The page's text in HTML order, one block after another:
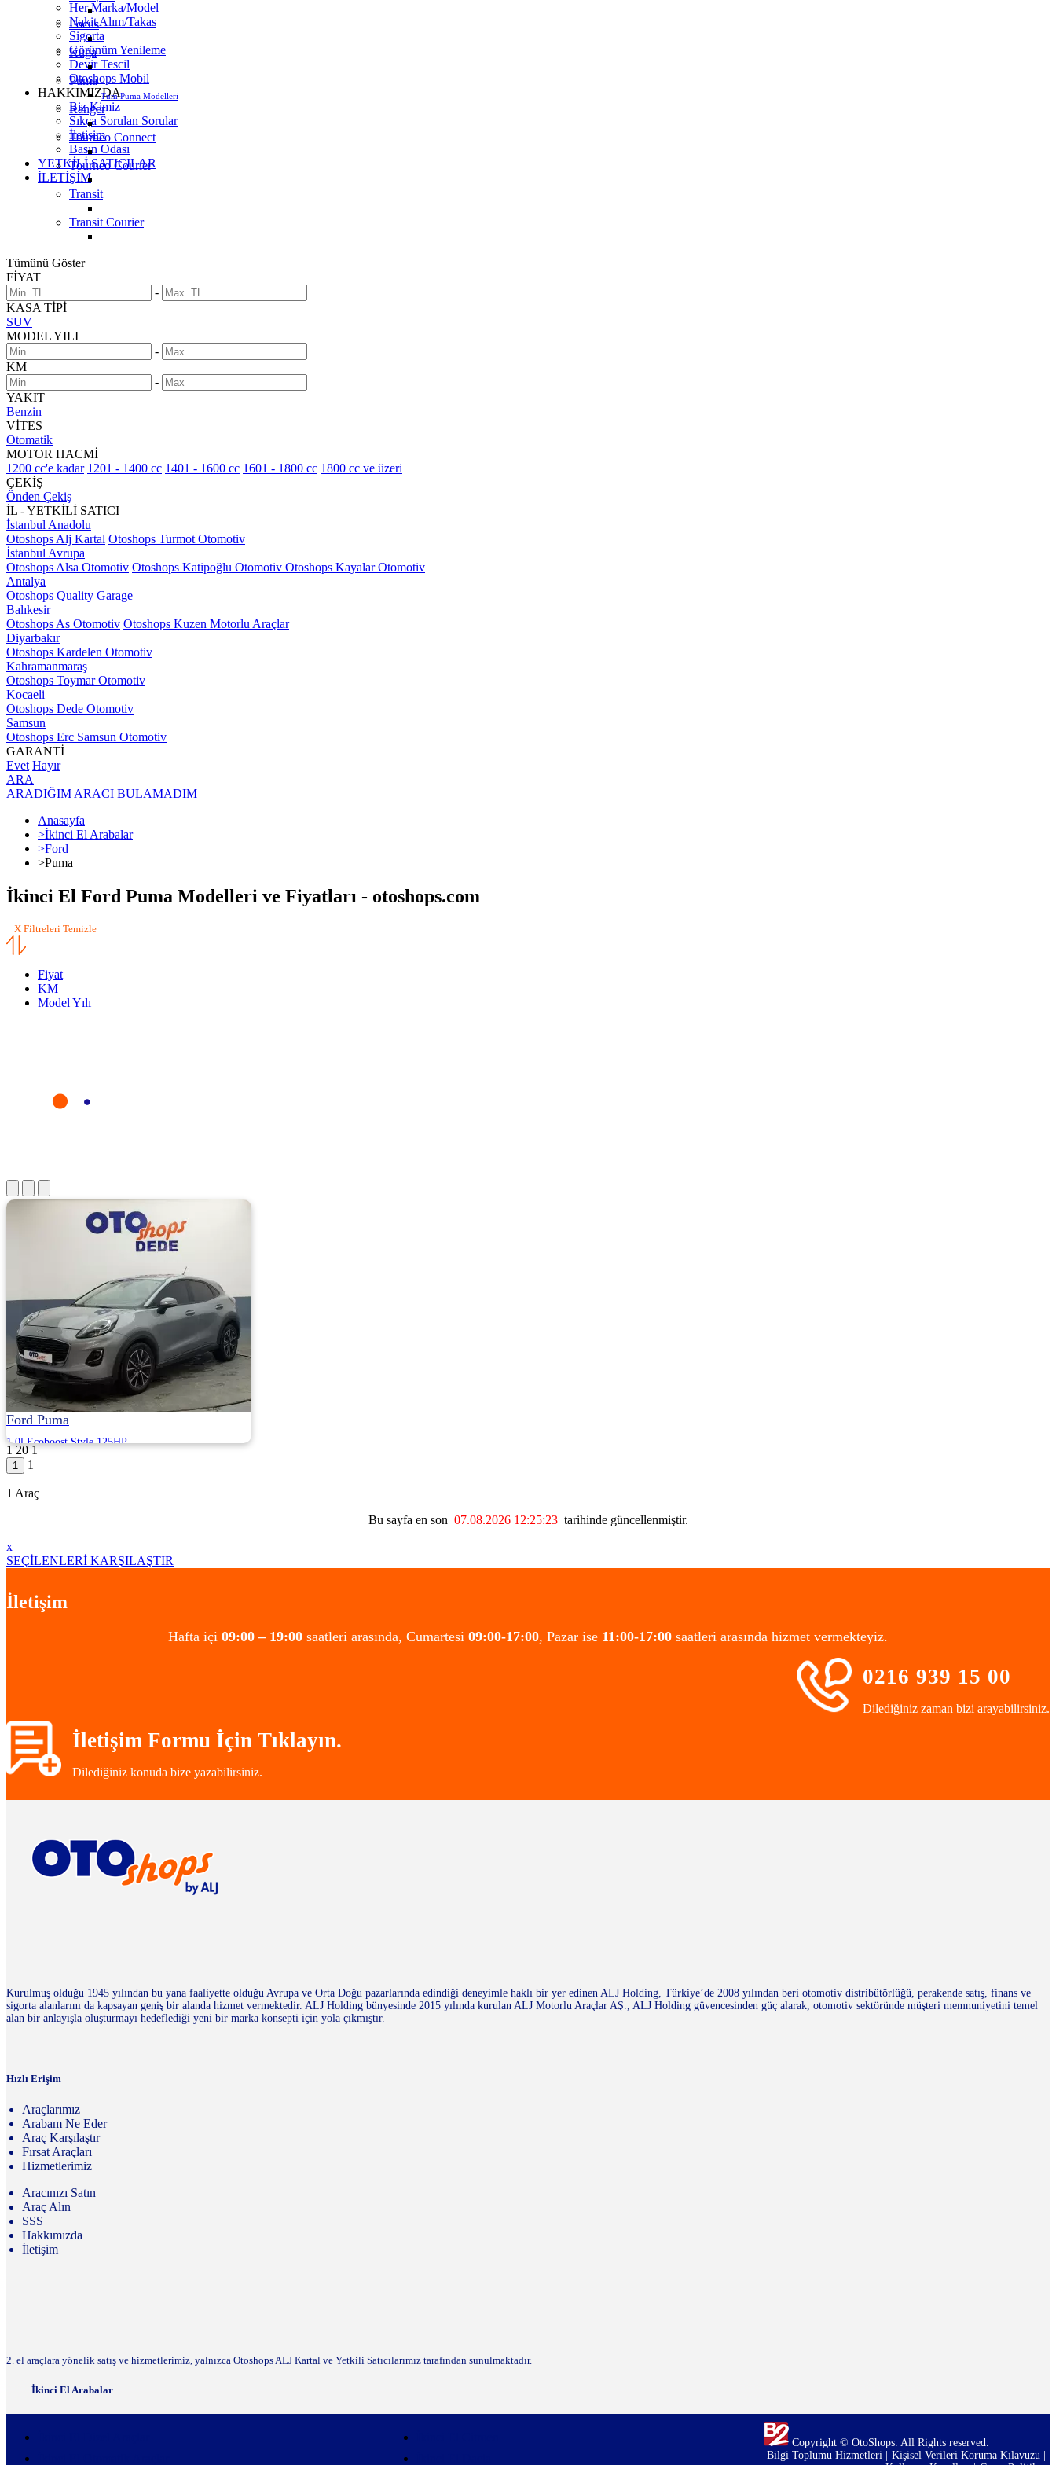
Her Marka/Model
Nakit Alım/Takas
Sigorta
Görünüm Yenileme
Devir Tescil
Otoshops Mobil
HAKKIMIZDA
Biz Kimiz
Sıkça Sorulan Sorular
İletişim
Basın Odası
YETKİLİ SATICILAR
İLETİŞİM
Focus
Kuga
Puma
Tüm Puma Modelleri
Ranger
Tourneo Connect
Tourneo Courier
Transit
Transit Courier
Tümünü Göster
FİYAT
-
KASA TİPİ
SUV
MODEL YILI
-
KM
-
YAKIT
Benzin
VİTES
Otomatik
MOTOR HACMİ
1200 cc'e kadar 1201 - 1400 cc 1401 - 1600 cc 1601 - 1800 cc 1800 cc ve üzeri
ÇEKİŞ
Önden Çekiş
İL - YETKİLİ SATICI
İstanbul Anadolu
Otoshops Alj Kartal Otoshops Turmot Otomotiv
İstanbul Avrupa
Otoshops Alsa Otomotiv Otoshops Katipoğlu Otomotiv Otoshops Kayalar Otomotiv
Antalya
Otoshops Quality Garage
Balıkesir
Otoshops As Otomotiv Otoshops Kuzen Motorlu Araçlar
Diyarbakır
Otoshops Kardelen Otomotiv
Kahramanmaraş
Otoshops Toymar Otomotiv
Kocaeli
Otoshops Dede Otomotiv
Samsun
Otoshops Erc Samsun Otomotiv
GARANTİ
Evet Hayır
ARA
ARADIĞIM ARACI BULAMADIM
Anasayfa
>İkinci El Arabalar
>Ford
>Puma
İkinci El Ford Puma Modelleri ve Fiyatları - otoshops.com
X Filtreleri Temizle
Fiyat
KM
Model Yılı
Ford Puma
1.0l Ecoboost Style 125HP
2022 | Otomatik | Benzin | 88.500 Km
1.445.000
1 20 1
1
1 Araç
Bu sayfa en son 07.08.2026 12:25:23tarihinde güncellenmiştir.
x
SEÇİLENLERİ KARŞILAŞTIR
İletişim
Hafta içi 09:00 – 19:00 saatleri arasında, Cumartesi 09:00-17:00, Pazar ise 11:00-17:00 saatleri arasında hizmet vermekteyiz.
0216 939 15 00
Dilediğiniz zaman bizi arayabilirsiniz.
İletişim Formu İçin Tıklayın.
Dilediğiniz konuda bize yazabilirsiniz.
Kurulmuş olduğu 1945 yılından bu yana faaliyette olduğu Avrupa ve Orta Doğu pazarlarında edindiği deneyimle haklı bir yer edinen ALJ Holding, Türkiye’de 2008 yılından beri otomotiv distribütörlüğü, perakende satış, finans ve
sigorta alanlarını da kapsayan geniş bir alanda hizmet vermektedir. ALJ Holding bünyesinde 2015 yılında kurulan ALJ Motorlu Araçlar AŞ., ALJ Holding güvencesinden güç alarak, otomotiv sektöründe müşteri memnuniyetini temel
alan bir anlayışla oluşturmayı hedeflediği yeni bir marka konsepti için yola çıkmıştır.
Hızlı Erişim
Araçlarımız
Arabam Ne Eder
Araç Karşılaştır
Fırsat Araçları
Hizmetlerimiz
Aracınızı Satın
Araç Alın
SSS
Hakkımızda
İletişim
2. el araçlara yönelik satış ve hizmetlerimiz, yalnızca Otoshops ALJ Kartal ve Yetkili Satıcılarımız tarafından sunulmaktadır.
İkinci El Arabalar
Copyright © OtoShops. All Rights reserved.
Bilgi Toplumu Hizmetleri
Kişisel Verileri Koruma Kılavuzu